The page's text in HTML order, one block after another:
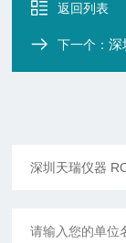
返回列表
下一个：深